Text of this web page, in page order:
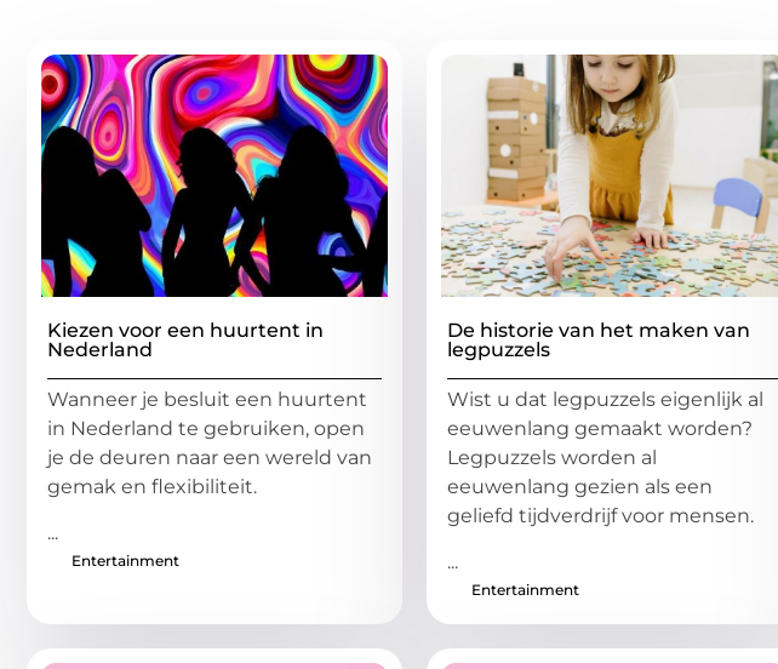
Kiezen voor een huurtent in
Nederland
Wanneer je besluit een huurtent
in Nederland te gebruiken, open
je de deuren naar een wereld van
gemak en flexibiliteit.
...
Entertainment
De historie van het maken van
legpuzzels
Wist u dat legpuzzels eigenlijk al
eeuwenlang gemaakt worden?
Legpuzzels worden al
eeuwenlang gezien als een
geliefd tijdverdrijf voor mensen.
...
Entertainment